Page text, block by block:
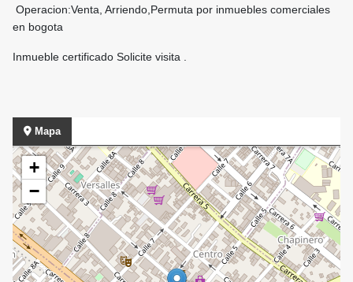
Operacion:Venta, Arriendo,Permuta por inmuebles comerciales
en bogota
Inmueble certificado Solicite visita .
Mapa
+
−